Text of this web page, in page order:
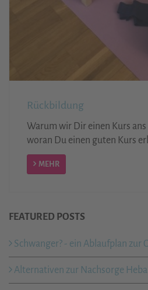
Rückbildung
Warum wir Dir einen Kurs ans
woran Du einen guten Kurs
MEHR
FEATURED POSTS
Schwanger? - ein Ablaufplan zur
Alternativen zur Nachsorge